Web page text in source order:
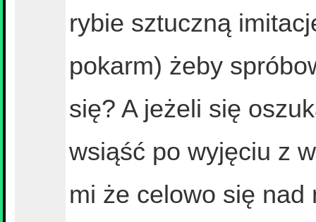
rybie sztuczną
pokarm) żeby
się? A jeżeli się
wsiąść po wyjęciu z
mi że celowo się nad